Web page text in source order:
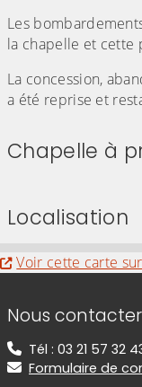
Les
la chapelle et cette
La concession,
a été reprise et
Chapelle à
Localisation
Evitez la carte
Voir cette carte
Informations
Nous contacter
Tél : 03 21 57 32
Formulaire de